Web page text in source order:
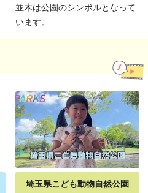
並木は公園のシンボルとなって
います。
埼玉県こども動物自然公園